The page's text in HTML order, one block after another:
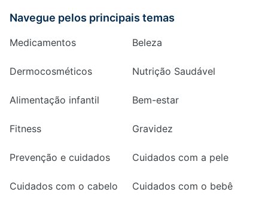
Navegue pelos principais temas
Medicamentos Beleza
Dermocosméticos Nutrição Saudável
Alimentação infantil Bem-estar
Fitness Gravidez
Prevenção e cuidados Cuidados com a pele
Cuidados com o cabelo Cuidados com o bebê